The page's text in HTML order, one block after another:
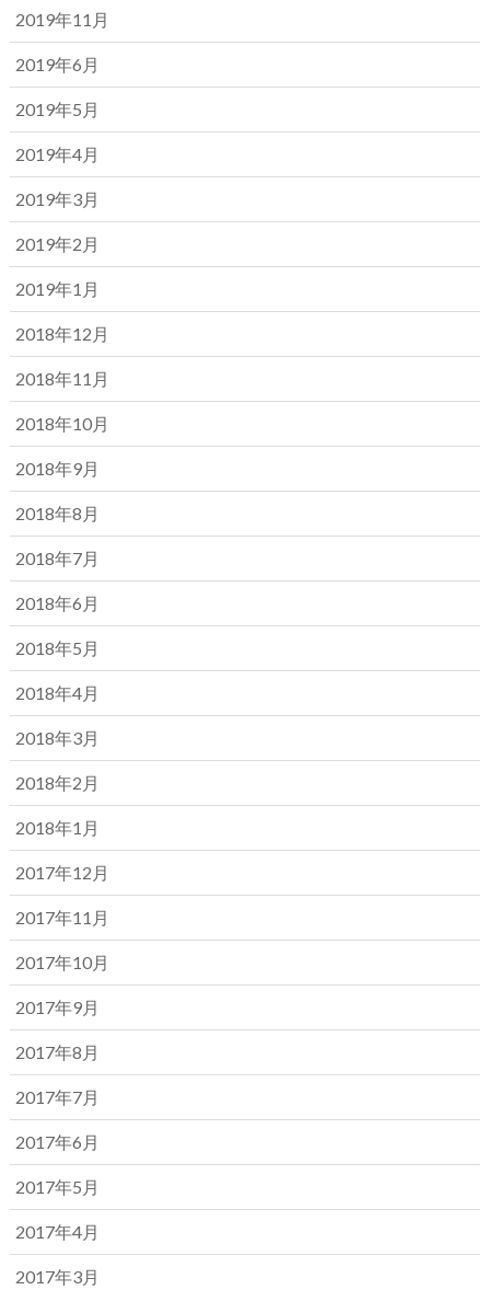
2019年11月
2019年6月
2019年5月
2019年4月
2019年3月
2019年2月
2019年1月
2018年12月
2018年11月
2018年10月
2018年9月
2018年8月
2018年7月
2018年6月
2018年5月
2018年4月
2018年3月
2018年2月
2018年1月
2017年12月
2017年11月
2017年10月
2017年9月
2017年8月
2017年7月
2017年6月
2017年5月
2017年4月
2017年3月